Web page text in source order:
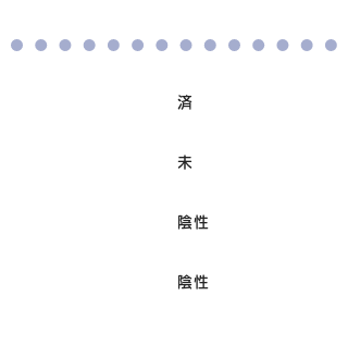
済
未
陰性
陰性